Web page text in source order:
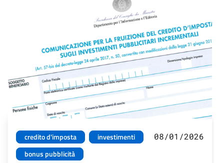
credito d'imposta
investimenti
bonus pubblicità
08/01/2026